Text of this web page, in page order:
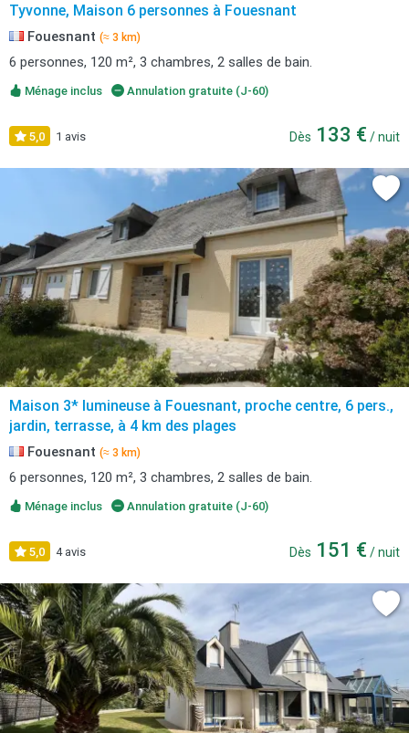
Tyvonne, Maison 6 personnes à Fouesnant
Fouesnant (≈ 3 km)
6 personnes, 120 m², 3 chambres, 2 salles de bain.
Ménage inclus Annulation gratuite (J-60)
5,0 1 avis Dès 133 € / nuit
Maison 3* lumineuse à Fouesnant, proche centre, 6 pers.,
jardin, terrasse, à 4 km des plages
Fouesnant (≈ 3 km)
6 personnes, 120 m², 3 chambres, 2 salles de bain.
Ménage inclus Annulation gratuite (J-60)
5,0 4 avis Dès 151 € / nuit